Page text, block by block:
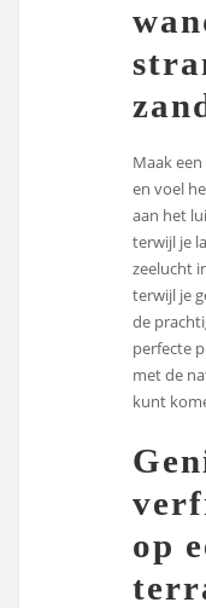
Maak
en voel
aan het
terwijl je
zeelucht
terwijl je
de
perfecte
met de
kunt
op